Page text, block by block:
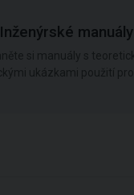
Inženýrské manuály